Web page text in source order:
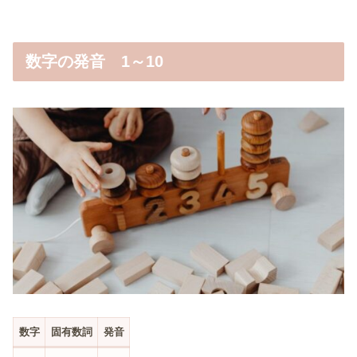
数字の発音 1～10
数字 固有数詞 発音